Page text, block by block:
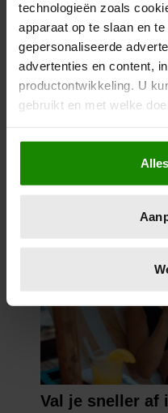
technologieën zoals
apparaat op te slaan en
gepersonaliseerde
advertenties en content,
productontwikkeling. U
gebruikt en met welke
Als u het toestaat, willen
Informatie
locatie, die tot een
scannen op
verwerkt en stel uw
intrekken in de
We gebruiken cookies
personaliseren, om
en om ons
informatie over uw